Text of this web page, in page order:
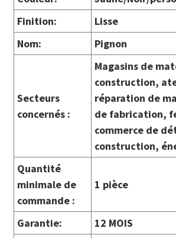
Finition:
Lisse
Nom:
Pignon
Secteurs
concernés :
Magasins de
construction,
réparation de
de fabrication,
commerce de
construction,
Quantité
minimale de
commande :
1 pièce
Garantie:
12 MOIS